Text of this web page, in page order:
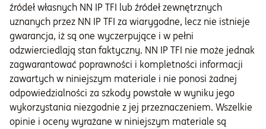
źródeł własnych NN IP TFI lub źródeł zewnętrznych
uznanych przez NN IP TFI za wiarygodne, lecz nie istnieje
gwarancja, iż są one wyczerpujące i w pełni
odzwierciedlają stan faktyczny. NN IP TFI nie może jednak
zagwarantować poprawności i kompletności informacji
zawartych w niniejszym materiale i nie ponosi żadnej
odpowiedzialności za szkody powstałe w wyniku jego
wykorzystania niezgodnie z jej przeznaczeniem. Wszelkie
opinie i oceny wyrażane w niniejszym materiale są